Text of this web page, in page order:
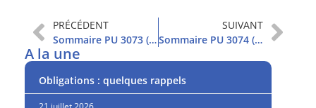
PRÉCÉDENT
Sommaire PU 3073 (28/11/2023)
SUIVANT
Sommaire PU 3074 (5/12/2023)
A la une
Obligations : quelques rappels